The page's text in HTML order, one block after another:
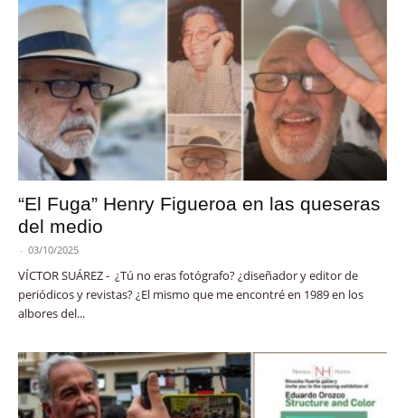
“El Fuga” Henry Figueroa en las queseras
del medio
- 03/10/2025
VÍCTOR SUÁREZ - ¿Tú no eras fotógrafo? ¿diseñador y editor de
periódicos y revistas? ¿El mismo que me encontré en 1989 en los
albores del...